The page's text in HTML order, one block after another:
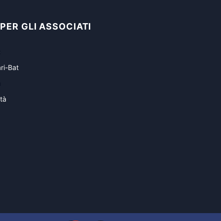
GLI ASSOCIATI
Bat